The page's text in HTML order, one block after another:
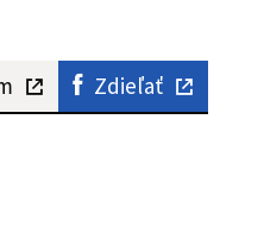
Zdieľať